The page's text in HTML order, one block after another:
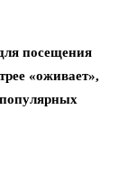
посещения
«оживает»,